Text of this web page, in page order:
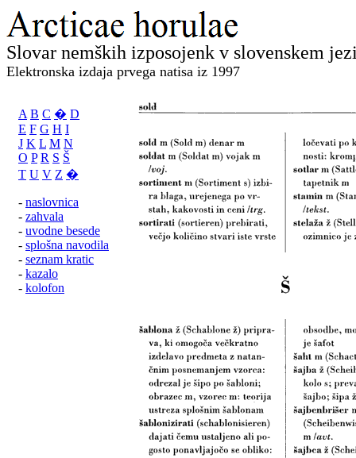
Slovar nemških izposojenk v slovenskem
Elektronska izdaja prvega natisa iz 1997
A B C � D
E F G H I
J K L M N
O P R S Š
T U V Z �
- naslovnica
- zahvala
- uvodne besede
- splošna navodila
- seznam kratic
- kazalo
- kolofon